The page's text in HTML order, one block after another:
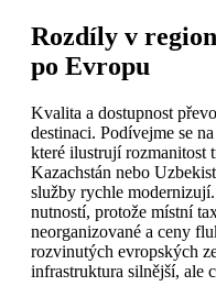
Rozdíly v
po Evropu
Kvalita a dostupnost
destinaci. Podívejme se
které ilustrují rozmanitost
Kazachstán nebo
služby rychle
nutností, protože místní
neorganizované a ceny
rozvinutých evropských
infrastruktura silnější, ale